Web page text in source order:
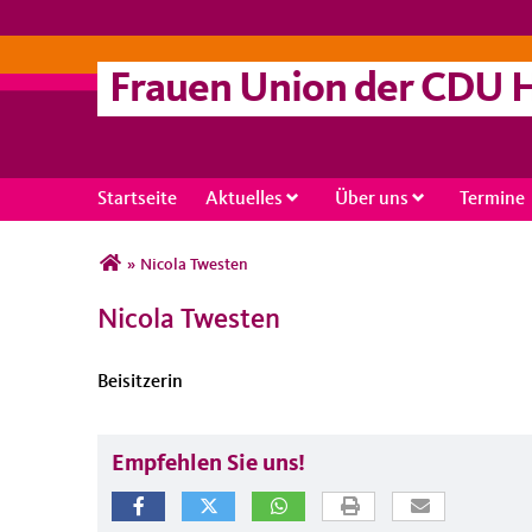
Frauen Union der CDU
Startseite Aktuelles Über uns Termine
Sie sind hier
» Nicola Twesten
Nicola Twesten
Beisitzerin
Empfehlen Sie uns!